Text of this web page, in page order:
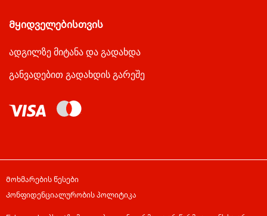
Მყიდველებისთვის
ადგილზე მიტანა და გადახდა
განვადებით გადახდის გარეშე
Მოხმარების წესები
Კონფიდენციალურობის პოლიტიკა